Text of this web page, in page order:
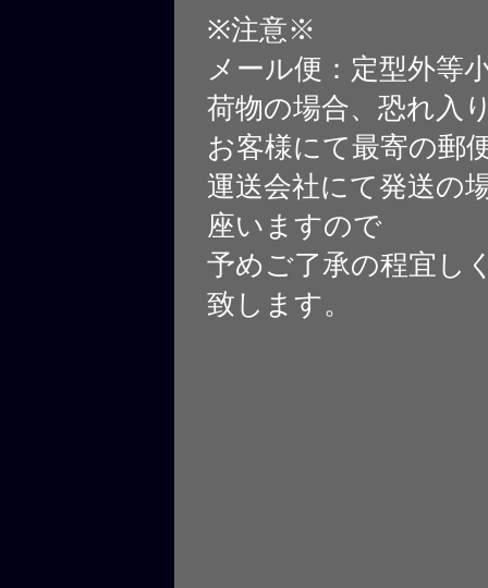
※注意※
メール便：定型外等
荷物の場合、恐れ入
お客様にて最寄の郵
運送会社にて発送の
座いますので
予めご了承の程宜し
致します。